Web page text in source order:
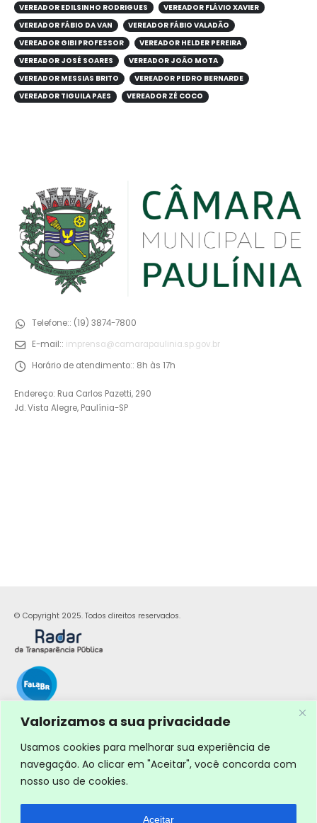
Valorizamos a sua privacidade
Usamos cookies para melhorar sua experiência de
navegação. Ao clicar em "Aceitar", você concorda com
nosso uso de cookies.
Aceitar
VEREADOR EDILSINHO RODRIGUES
VEREADOR FLÁVIO XAVIER
VEREADOR FÁBIO DA VAN
VEREADOR FÁBIO VALADÃO
VEREADOR GIBI PROFESSOR
VEREADOR HELDER PEREIRA
VEREADOR JOSÉ SOARES
VEREADOR JOÃO MOTA
VEREADOR MESSIAS BRITO
VEREADOR PEDRO BERNARDE
VEREADOR TIGUILA PAES
VEREADOR ZÉ COCO
Telefone:: (19) 3874-7800
E-mail:: imprensa@camarapaulinia.sp.gov.br
Horário de atendimento:: 8h às 17h
Endereço: Rua Carlos Pazetti, 290
Jd. Vista Alegre, Paulínia-SP
© Copyright 2025. Todos direitos reservados.